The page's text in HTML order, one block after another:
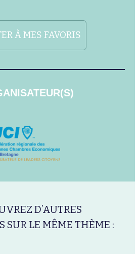
À MES FAVORIS
D’AUTRES
SUR LE MÊME THÈME :